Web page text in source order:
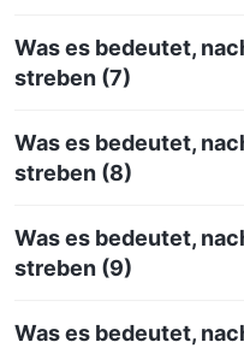
Was es bedeutet,
streben (7)
Was es bedeutet,
streben (8)
Was es bedeutet,
streben (9)
Was es bedeutet,